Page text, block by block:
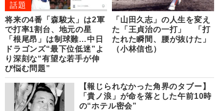
話題
将来の4番「森駿太」は2軍
で打率1割台、地元の星
「根尾昂」は制球難…中日
ドラゴンズ“最下位低迷”よ
り深刻な“有望な若手が伸
び悩む問題”
「山田久志」の人生を変え
た「王貞治の一打」 「打
たれた瞬間、腰が抜けた」
（小林信也）
【報じられなかった角界のタブー】
「貴ノ浪」が命を落とした午前10時
の“ホテル密会”